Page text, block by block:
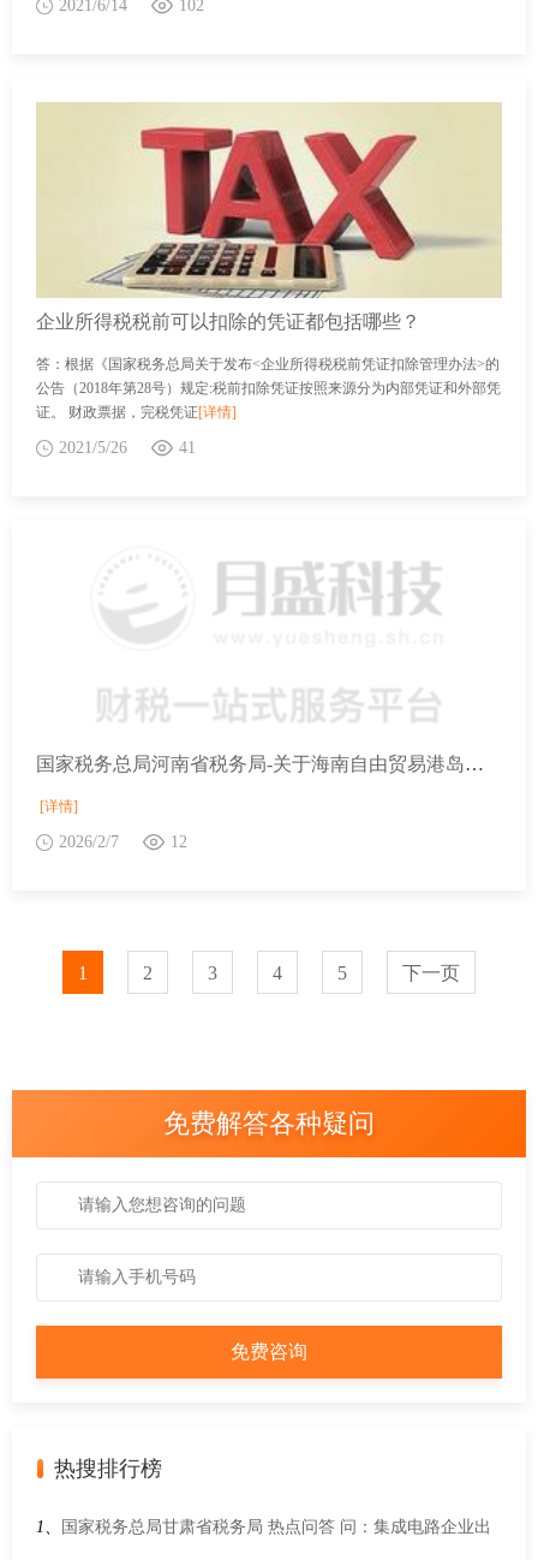
2021/6/14 102
企业所得税税前可以扣除的凭证都包括哪些？
答：根据《国家税务总局关于发布<企业所得税税前凭证扣除管理办法>的
公告（2018年第28号）规定:税前扣除凭证按照来源分为内部凭证和外部凭
证。 财政票据，完税凭证[详情]
2021/5/26 41
国家税务总局河南省税务局-关于海南自由贸易港岛内居民消费的进境商品“零关税”政策的通知
[详情]
2026/2/7 12
1 2 3 4 5 下一页
免费解答各种疑问
热搜排行榜
1、 国家税务总局甘肃省税务局 热点问答 问：集成电路企业出